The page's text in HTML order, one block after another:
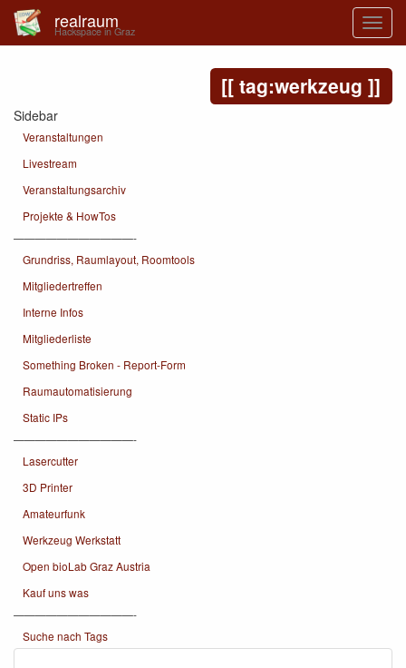
realraum
Hackspace in Graz
tag:werkzeug
Sidebar
Veranstaltungen
Livestream
Veranstaltungsarchiv
Projekte & HowTos
———————————-
Grundriss, Raumlayout, Roomtools
Mitgliedertreffen
Interne Infos
Mitgliederliste
Something Broken - Report-Form
Raumautomatisierung
Static IPs
———————————-
Lasercutter
3D Printer
Amateurfunk
Werkzeug Werkstatt
Open bioLab Graz Austria
Kauf uns was
———————————-
Suche nach Tags